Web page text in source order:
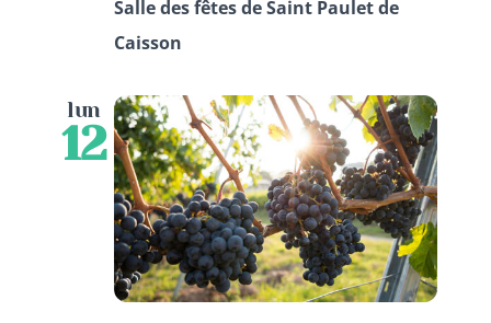
Salle des fêtes de Saint Paulet de
Caisson
lun
12